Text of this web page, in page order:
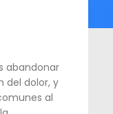
abandonar
del dolor, y
al